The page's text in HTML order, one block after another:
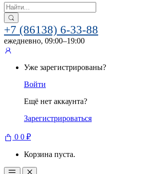
Search
for:
+7 (86138) 6-33-88
ежедневно, 09:00–19:00
Уже зарегистрированы?
Войти
Ещё нет аккаунта?
Зарегистрироваться
0 0 ₽
Корзина пуста.